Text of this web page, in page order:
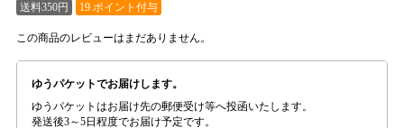
送料350円 19 ポイント付与
この商品のレビューはまだありません。
ゆうパケットでお届けします。
ゆうパケットはお届け先の郵便受け等へ投函いたします。
発送後3～5日程度でお届け予定です。